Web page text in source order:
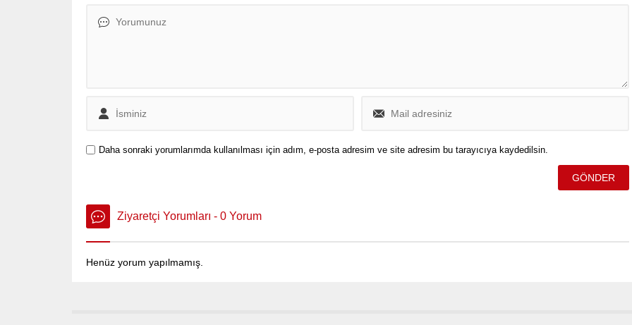
Daha sonraki yorumlarımda kullanılması için adım, e-posta adresim ve site adresim bu tarayıcıya kaydedilsin.
Ziyaretçi Yorumları - 0 Yorum
Henüz yorum yapılmamış.